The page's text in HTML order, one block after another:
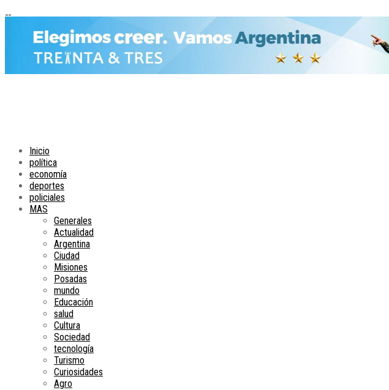
Inicio
política
economía
deportes
policiales
MAS
Generales
Actualidad
Argentina
Ciudad
Misiones
Posadas
mundo
Educación
salud
Cultura
Sociedad
tecnología
Turismo
Curiosidades
Agro